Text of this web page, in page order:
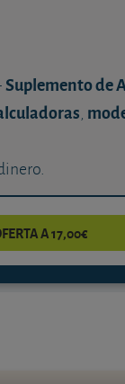
Suplemento de
,
A 17,00€